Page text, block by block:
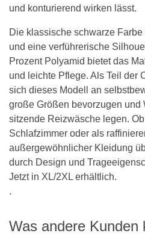
und konturierend wirken lässt.
Die klassische schwarze
und eine verführerische
Prozent Polyamid bietet das
und leichte Pflege. Als Teil der
sich dieses Modell an
große Größen bevorzugen und
sitzende Reizwäsche legen.
Schlafzimmer oder als
außergewöhnlicher Kleidung
durch Design und
Jetzt in XL/2XL erhältlich.
.
Was andere Kunden